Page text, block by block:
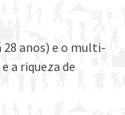
anos) e o multi-
a riqueza de